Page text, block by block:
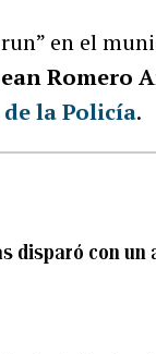
en el
Romero
la Policía.
disparó con un